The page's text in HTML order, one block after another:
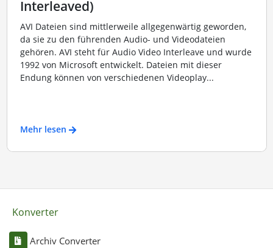
Interleaved)
AVI Dateien sind mittlerweile allgegenwärtig geworden,
da sie zu den führenden Audio- und Videodateien
gehören. AVI steht für Audio Video Interleave und wurde
1992 von Microsoft entwickelt. Dateien mit dieser
Endung können von verschiedenen Videoplay...
Mehr lesen
Konverter
Archiv Converter